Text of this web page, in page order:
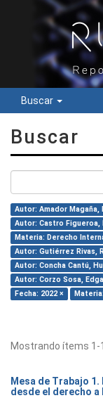
Buscar
Buscar
Autor: Amador Magaña,
Autor: Castro Figueroa,
Materia: Derecho
Autor: Gutiérrez Rivas,
Autor: Concha Cantú,
Autor: Corzo Sosa,
Fecha: 2022 ×
Mostrando ítems 1-
Mesa de Trabajo
desde el derecho